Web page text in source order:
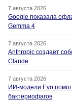
7 августа 2026
Google показала
Gemma 4
7 августа 2026
Anthropic создаёт
Claude
7 августа 2026
ИИ-модели Evo
бактериофагов